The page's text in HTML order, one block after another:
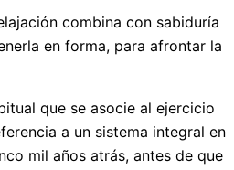
combina con sabiduría
en forma, para afrontar la
que se asocie al ejercicio
a un sistema integral en
mil años atrás, antes de que